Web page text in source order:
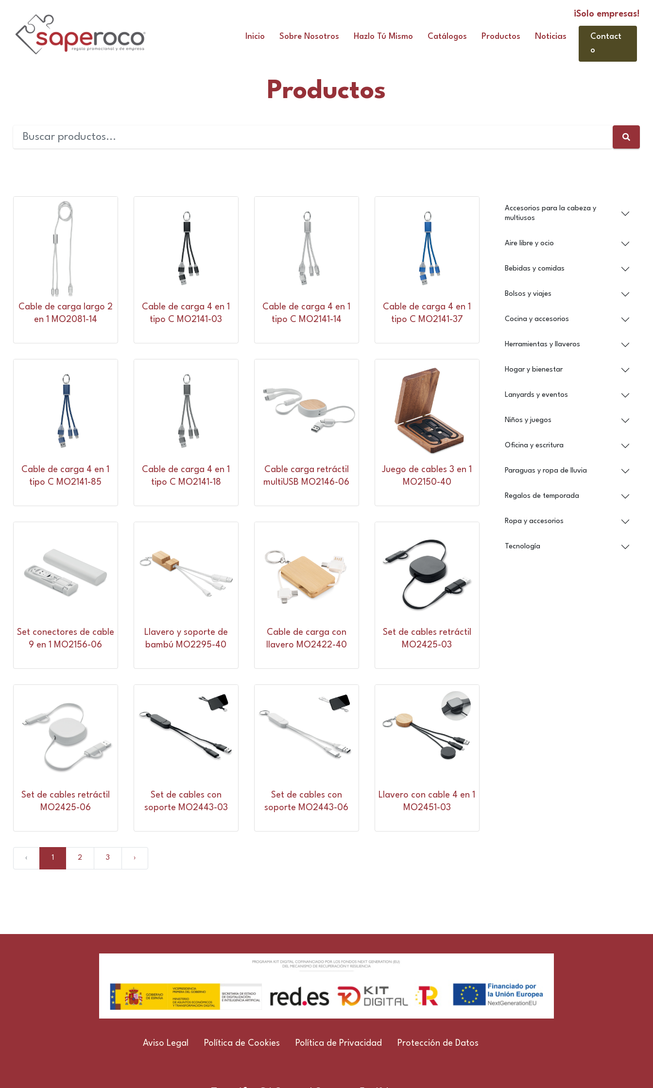
Inicio Sobre Nosotros Hazlo Tú Mismo Catálogos Productos Noticias
¡Solo empresas!
Contact
o
Productos
Cable de carga largo 2
en 1 MO2081-14
Cable de carga 4 en 1
tipo C MO2141-03
Cable de carga 4 en 1
tipo C MO2141-14
Cable de carga 4 en 1
tipo C MO2141-37
Cable de carga 4 en 1
tipo C MO2141-85
Cable de carga 4 en 1
tipo C MO2141-18
Cable carga retráctil
multiUSB MO2146-06
Juego de cables 3 en 1
MO2150-40
Set conectores de cable
9 en 1 MO2156-06
Llavero y soporte de
bambú MO2295-40
Cable de carga con
llavero MO2422-40
Set de cables retráctil
MO2425-03
Set de cables retráctil
MO2425-06
Set de cables con
soporte MO2443-03
Set de cables con
soporte MO2443-06
Llavero con cable 4 en 1
MO2451-03
‹ 1 2 3 ›
Accesorios para la cabeza y
multiusos
Aire libre y ocio
Bebidas y comidas
Bolsos y viajes
Cocina y accesorios
Herramientas y llaveros
Hogar y bienestar
Lanyards y eventos
Niños y juegos
Oficina y escritura
Paraguas y ropa de lluvia
Regalos de temporada
Ropa y accesorios
Tecnología
Aviso Legal Política de Cookies Política de Privacidad Protección de Datos